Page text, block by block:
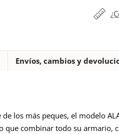
ALASKA
Envíos, cambios y
los más peques, el modelo
que combinar todo su armario,